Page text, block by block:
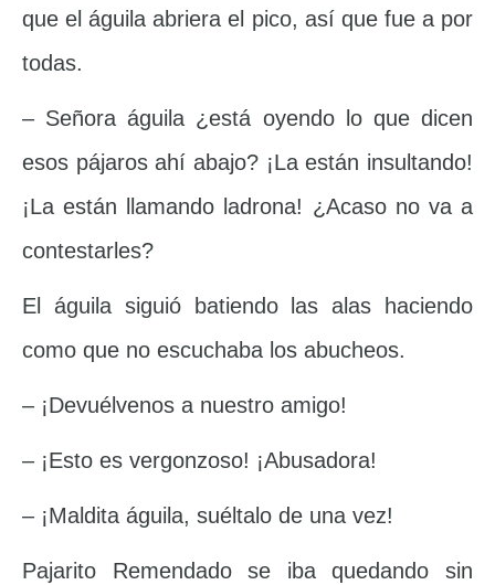
que el águila abriera el pico, así que fue a por
todas.
– Señora águila ¿está oyendo lo que dicen
esos pájaros ahí abajo? ¡La están insultando!
¡La están llamando ladrona! ¿Acaso no va a
contestarles?
El águila siguió batiendo las alas haciendo
como que no escuchaba los abucheos.
– ¡Devuélvenos a nuestro amigo!
– ¡Esto es vergonzoso! ¡Abusadora!
– ¡Maldita águila, suéltalo de una vez!
Pajarito Remendado se iba quedando sin